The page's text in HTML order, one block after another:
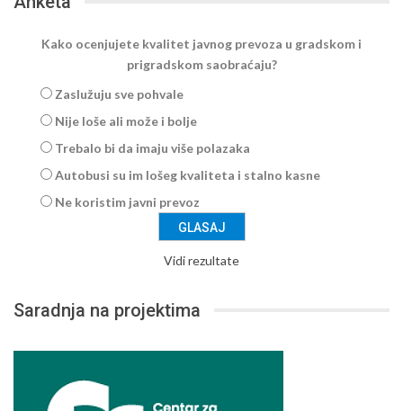
Kako ocenjujete kvalitet javnog prevoza u gradskom i
prigradskom saobraćaju?
Zaslužuju sve pohvale
Nije loše ali može i bolje
Trebalo bi da imaju više polazaka
Autobusi su im lošeg kvaliteta i stalno kasne
Ne koristim javni prevoz
Vidi rezultate
Saradnja na projektima